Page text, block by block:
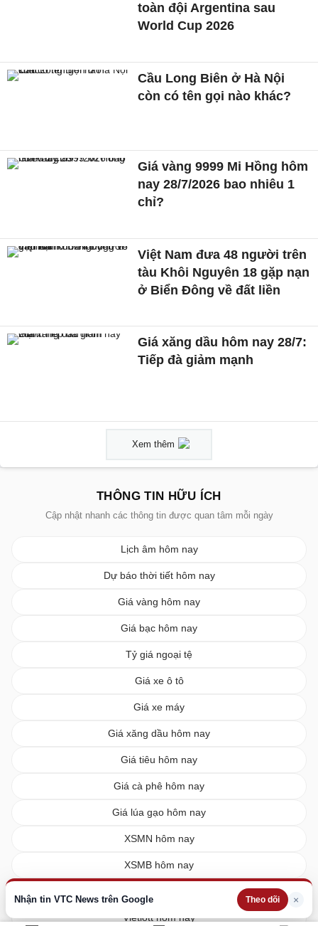
Nhận tin VTC News trên Google Theo dõi ×
toàn đội Argentina sau
World Cup 2026
Cầu Long Biên ở Hà Nội
còn có tên gọi nào khác?
Giá vàng 9999 Mi Hồng hôm
nay 28/7/2026 bao nhiêu 1
chỉ?
Việt Nam đưa 48 người trên
tàu Khôi Nguyên 18 gặp nạn
ở Biển Đông về đất liền
Giá xăng dầu hôm nay 28/7:
Tiếp đà giảm mạnh
Xem thêm
THÔNG TIN HỮU ÍCH
Cập nhật nhanh các thông tin được quan tâm mỗi ngày
Lịch âm hôm nay
Dự báo thời tiết hôm nay
Giá vàng hôm nay
Giá bạc hôm nay
Tỷ giá ngoại tệ
Giá xe ô tô
Giá xe máy
Giá xăng dầu hôm nay
Giá tiêu hôm nay
Giá cà phê hôm nay
Giá lúa gạo hôm nay
XSMN hôm nay
XSMB hôm nay
Vietlott hôm nay